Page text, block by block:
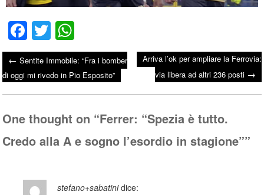
Fa
ce
bo
ok
T
wi
tte
r
ha
ts
A
Post navigation
← Sentite Immobile: “Fra i bomber
di oggi mi rivedo in Pio Esposito”
Arriva l’ok per ampliare la Ferrovia:
via libera ad altri 236 posti →
One thought on “Ferrer: “Spezia è tutto.
Credo alla A e sogno l’esordio in stagione””
stefano+sabatini dice: